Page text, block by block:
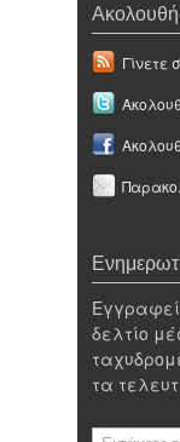
Γίνετε
δελτίο
τα